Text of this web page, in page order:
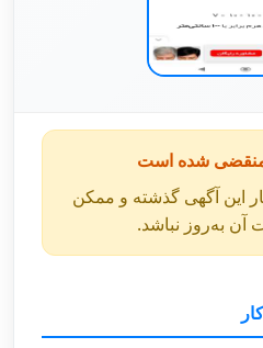
شده است
انتشار این آگهی گذشته و ممکن
آن به‌روز نباشد.